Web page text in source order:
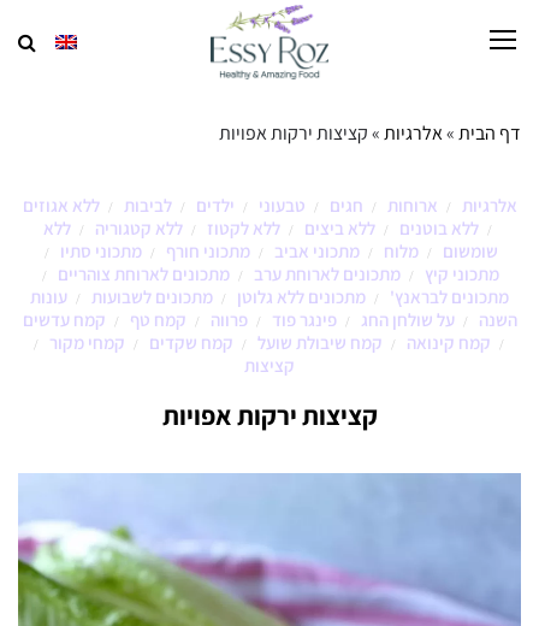
דף הבית»אלרגיות»קציצות ירקות אפויות
אלרגיות / ארוחות / חגים / טבעוני / ילדים / לביבות / ללא אגוזים
/ ללא בוטנים / ללא ביצים / ללא לקטוז / ללא קטגוריה /
ללא
שומשום
/ מלוח / מתכוני אביב / מתכוני חורף / מתכוני סתיו /
מתכוני קיץ / מתכונים לארוחת ערב / מתכונים לארוחת צוהריים /
מתכונים לבראנץ' / מתכונים ללא גלוטן / מתכונים לשבועות /
עונות
השנה
/ על שולחן החג / פינגר פוד / פרווה / קמח טף / קמח עדשים
/ קמח קינואה / קמח שיבולת שועל / קמח שקדים / קמחי מקור /
קציצות
קציצות ירקות אפויות